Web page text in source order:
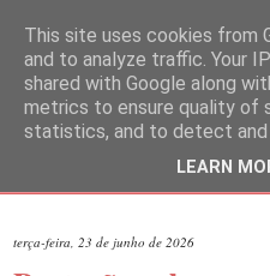
terça-feira, 23 de junho de 2026
This site uses cookies from
and to analyze traffic. Your
shared with Google along
metrics to ensure quality of
statistics, and to detect and
LEARN